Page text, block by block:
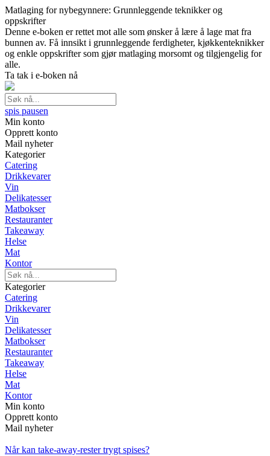
Matlaging for nybegynnere: Grunnleggende teknikker og
oppskrifter
Denne e-boken er rettet mot alle som ønsker å lære å lage mat fra
bunnen av. Få innsikt i grunnleggende ferdigheter, kjøkkenteknikker
og enkle oppskrifter som gjør matlaging morsomt og tilgjengelig for
alle.
Ta tak i e-boken nå
spis pausen
Min konto
Opprett konto
Mail nyheter
Kategorier
Catering
Drikkevarer
Vin
Delikatesser
Matbokser
Restauranter
Takeaway
Helse
Mat
Kontor
Kategorier
Catering
Drikkevarer
Vin
Delikatesser
Matbokser
Restauranter
Takeaway
Helse
Mat
Kontor
Min konto
Opprett konto
Mail nyheter
Når kan take-away-rester trygt spises?